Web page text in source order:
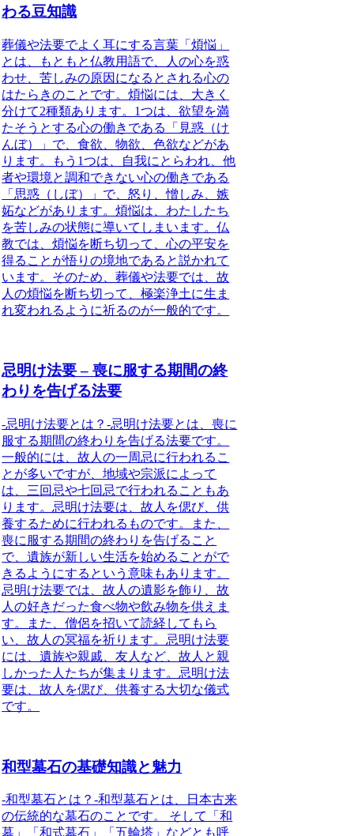
わる豆知識
葬儀や法要でよく耳にする言葉「煩悩」
とは、もともと仏教用語で、人の心を惑
わせ、苦しみの原因になるとされる心の
はたらきのことです。煩悩には、大きく
分けて2種類あります。1つは、欲望を満
たそうとする心の働きである「見惑（け
んぼ）」で、食欲、物欲、色欲などがあ
ります。もう1つは、自我にとらわれ、他
者や環境と調和できない心の働きである
「思惑（しぼ）」で、怒り、憎しみ、嫉
妬などがあります。煩悩は、わたしたち
を苦しみの状態に導いてしまいます。仏
教では、煩悩を断ち切って、心の平安を
得ることが悟りの境地であると説かれて
います。 そのため、葬儀や法要では、故
人の煩悩を断ち切って、極楽浄土に生ま
れ変われるように祈るのが一般的です。
忌明け法要 – 喪に服する期間の終
わりを告げる法要
-忌明け法要とは？-忌明け法要とは、喪に
服する期間の終わりを告げる法要です。
一般的には、故人の一周忌に行われるこ
とが多いですが、地域や宗派によって
は、三回忌や七回忌で行われることもあ
ります。忌明け法要は、故人を偲び、供
養するために行われるものです。また、
喪に服する期間の終わりを告げること
で、遺族が新しい生活を始めることがで
きるようにするという意味もあります。
忌明け法要では、故人の遺影を飾り、故
人の好きだった食べ物や飲み物を供えま
す。また、僧侶を招いて読経してもら
い、故人の冥福を祈ります。忌明け法要
には、遺族や親戚、友人など、故人と親
しかった人たちが集まります。忌明け法
要は、故人を偲び、供養する大切な儀式
です。
和型墓石の基礎知識と魅力
-和型墓石とは？-和型墓石とは、日本古来
の伝統的な墓石のことです。
そして「和
墓」「和式墓石」「五輪塔」などとも呼